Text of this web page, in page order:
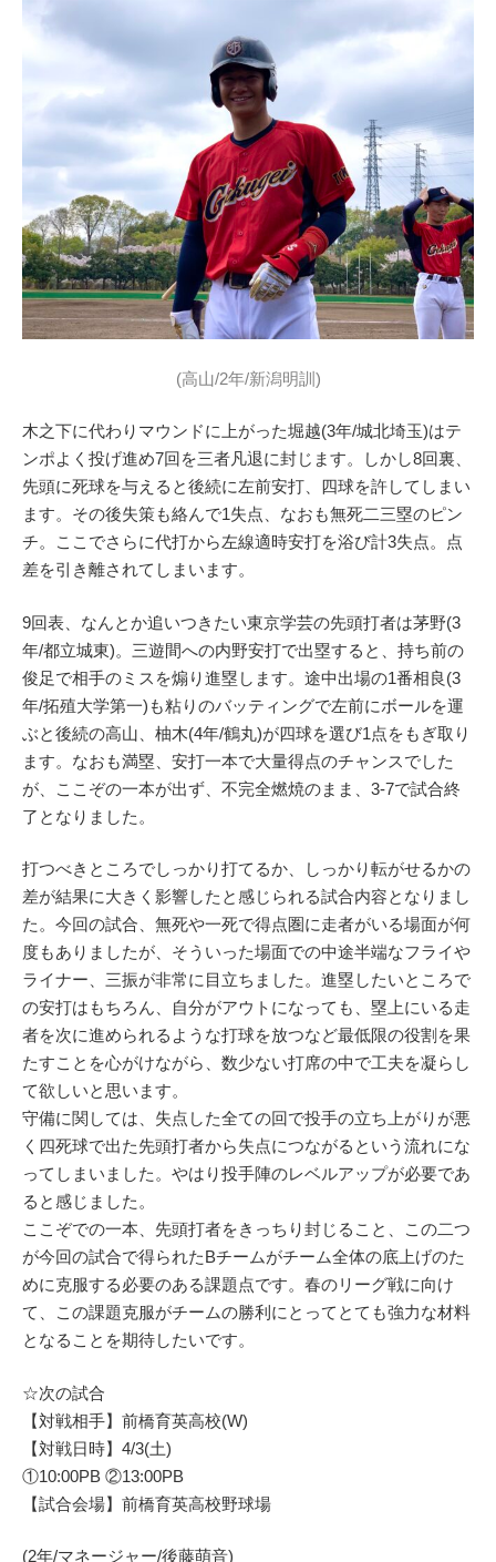
(高山/2年/新潟明訓)
木之下に代わりマウンドに上がった堀越(3年/城北埼玉)はテ
ンポよく投げ進め7回を三者凡退に封じます。しかし8回裏、
先頭に死球を与えると後続に左前安打、四球を許してしまい
ます。その後失策も絡んで1失点、なおも無死二三塁のピン
チ。ここでさらに代打から左線適時安打を浴び計3失点。点
差を引き離されてしまいます。
9回表、なんとか追いつきたい東京学芸の先頭打者は茅野(3
年/都立城東)。三遊間への内野安打で出塁すると、持ち前の
俊足で相手のミスを煽り進塁します。途中出場の1番相良(3
年/拓殖大学第一)も粘りのバッティングで左前にボールを運
ぶと後続の高山、柚木(4年/鶴丸)が四球を選び1点をもぎ取り
ます。なおも満塁、安打一本で大量得点のチャンスでした
が、ここぞの一本が出ず、不完全燃焼のまま、3-7で試合終
了となりました。
打つべきところでしっかり打てるか、しっかり転がせるかの
差が結果に大きく影響したと感じられる試合内容となりまし
た。今回の試合、無死や一死で得点圏に走者がいる場面が何
度もありましたが、そういった場面での中途半端なフライや
ライナー、三振が非常に目立ちました。進塁したいところで
の安打はもちろん、自分がアウトになっても、塁上にいる走
者を次に進められるような打球を放つなど最低限の役割を果
たすことを心がけながら、数少ない打席の中で工夫を凝らし
て欲しいと思います。
守備に関しては、失点した全ての回で投手の立ち上がりが悪
く四死球で出た先頭打者から失点につながるという流れにな
ってしまいました。やはり投手陣のレベルアップが必要であ
ると感じました。
ここぞでの一本、先頭打者をきっちり封じること、この二つ
が今回の試合で得られたBチームがチーム全体の底上げのた
めに克服する必要のある課題点です。春のリーグ戦に向け
て、この課題克服がチームの勝利にとってとても強力な材料
となることを期待したいです。
☆次の試合
【対戦相手】前橋育英高校(W)
【対戦日時】4/3(土)
①10:00PB ②13:00PB
【試合会場】前橋育英高校野球場
(2年/マネージャー/後藤萌音)